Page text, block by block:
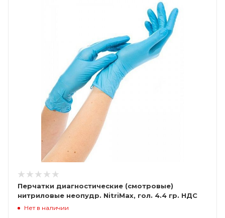
Перчатки диагностические (смотровые)
нитриловые неопудр. NitriMax, гол. 4.4 гр. НДС
(10%)
Нет в наличии